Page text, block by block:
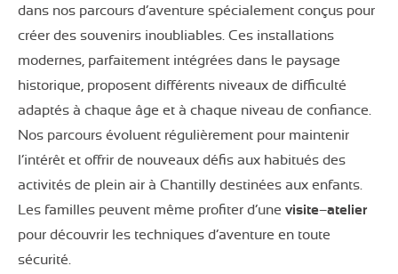
dans nos parcours d’aventure spécialement conçus pour
créer des souvenirs inoubliables. Ces installations
modernes, parfaitement intégrées dans le paysage
historique, proposent différents niveaux de difficulté
adaptés à chaque âge et à chaque niveau de confiance.
Nos parcours évoluent régulièrement pour maintenir
l’intérêt et offrir de nouveaux défis aux habitués des
activités de plein air à Chantilly destinées aux enfants.
Les familles peuvent même profiter d’une visite–atelier
pour découvrir les techniques d’aventure en toute
sécurité.